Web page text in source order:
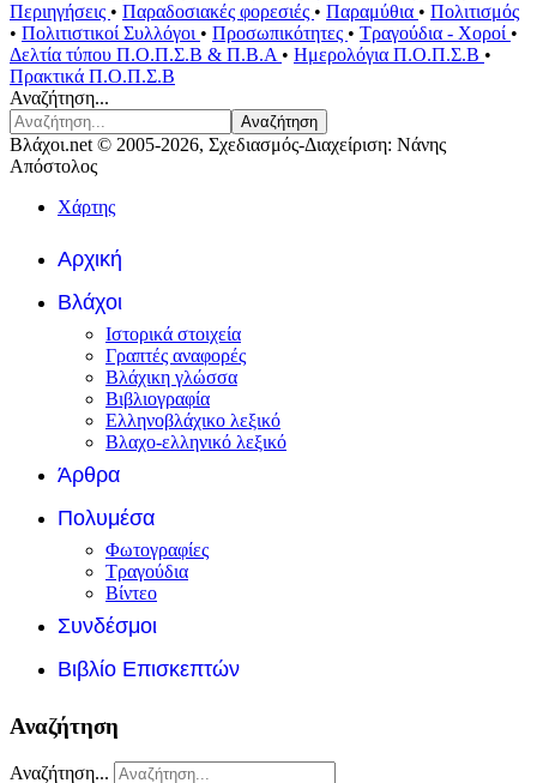
Περιηγήσεις • Παραδοσιακές φορεσιές • Παραμύθια • Πολιτισμός
• Πολιτιστικοί Συλλόγοι • Προσωπικότητες • Τραγούδια - Χοροί •
Δελτία τύπου Π.Ο.Π.Σ.Β & Π.Β.Α • Ημερολόγια Π.Ο.Π.Σ.Β •
Πρακτικά Π.Ο.Π.Σ.Β
Αναζήτηση...
Αναζήτηση
Βλάχοι.net © 2005-2026, Σχεδιασμός-Διαχείριση: Νάνης
Απόστολος
Χάρτης
Αρχική
Βλάχοι
Ιστορικά στοιχεία
Γραπτές αναφορές
Βλάχικη γλώσσα
Βιβλιογραφία
Ελληνοβλάχικο λεξικό
Βλαχο-ελληνικό λεξικό
Άρθρα
Πολυμέσα
Φωτογραφίες
Τραγούδια
Βίντεο
Συνδέσμοι
Βιβλίο Επισκεπτών
Αναζήτηση
Αναζήτηση...